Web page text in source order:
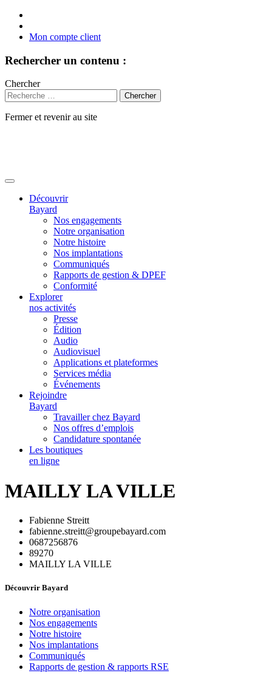
Mon compte client
Rechercher un contenu :
Chercher
Fermer et revenir au site
Découvrir
Bayard
Nos engagements
Notre organisation
Notre histoire
Nos implantations
Communiqués
Rapports de gestion & DPEF
Conformité
Explorer
nos activités
Presse
Édition
Audio
Audiovisuel
Applications et plateformes
Services média
Événements
Rejoindre
Bayard
Travailler chez Bayard
Nos offres d’emplois
Candidature spontanée
Les boutiques
en ligne
MAILLY LA VILLE
Fabienne Streitt
fabienne.streitt@groupebayard.com
0687256876
89270
MAILLY LA VILLE
Découvrir Bayard
Notre organisation
Nos engagements
Notre histoire
Nos implantations
Communiqués
Rapports de gestion & rapports RSE